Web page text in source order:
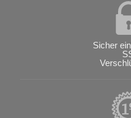
Sicher